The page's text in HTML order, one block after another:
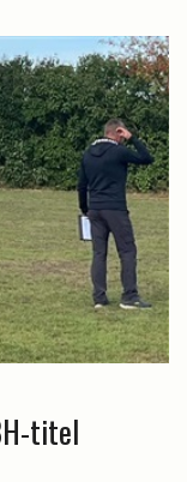
titel